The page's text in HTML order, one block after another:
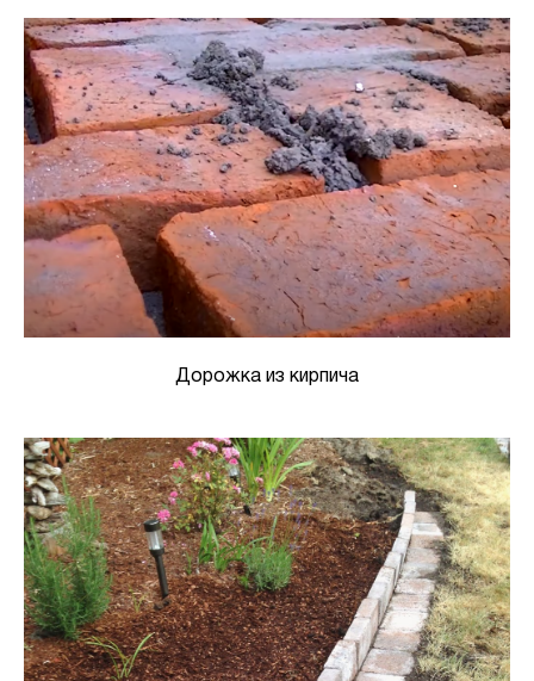
Дорожка из кирпича